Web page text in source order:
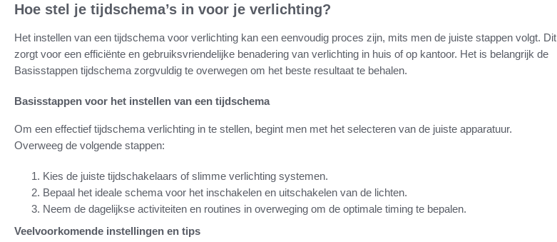
Hoe stel je tijdschema’s in voor je verlichting?
Het instellen van een tijdschema voor verlichting kan een eenvoudig proces zijn, mits men de juiste stappen volgt. Dit
zorgt voor een efficiënte en gebruiksvriendelijke benadering van verlichting in huis of op kantoor. Het is belangrijk de
Basisstappen tijdschema zorgvuldig te overwegen om het beste resultaat te behalen.
Basisstappen voor het instellen van een tijdschema
Om een effectief tijdschema verlichting in te stellen, begint men met het selecteren van de juiste apparatuur.
Overweeg de volgende stappen:
Kies de juiste tijdschakelaars of slimme verlichting systemen.
Bepaal het ideale schema voor het inschakelen en uitschakelen van de lichten.
Neem de dagelijkse activiteiten en routines in overweging om de optimale timing te bepalen.
Veelvoorkomende instellingen en tips